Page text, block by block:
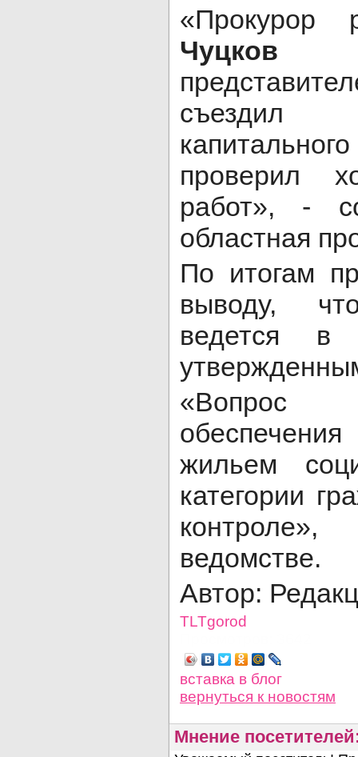
Чуцков
съездил
проверил
работ», -
областная
По итогам
выводу,
ведется в
«Вопрос
жильем
категории
ведомстве.
Автор:
TLTgorod
вставка в блог
вернуться к новостям
Мнение